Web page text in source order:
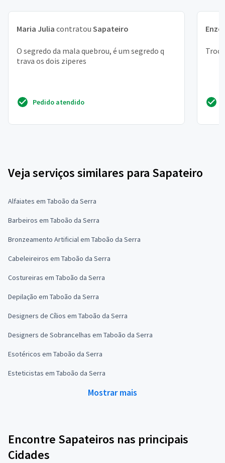
Maria Julia contratou Sapateiro
O segredo da mala quebrou, é um segredo q
trava os dois ziperes
Pedido atendido
Enzo
Veja serviços similares para Sapateiro
Alfaiates em Taboão da Serra
Barbeiros em Taboão da Serra
Bronzeamento Artificial em Taboão da Serra
Cabeleireiros em Taboão da Serra
Costureiras em Taboão da Serra
Depilação em Taboão da Serra
Designers de Cílios em Taboão da Serra
Designers de Sobrancelhas em Taboão da Serra
Esotéricos em Taboão da Serra
Esteticistas em Taboão da Serra
Mostrar mais
Encontre Sapateiros nas principais
Cidades